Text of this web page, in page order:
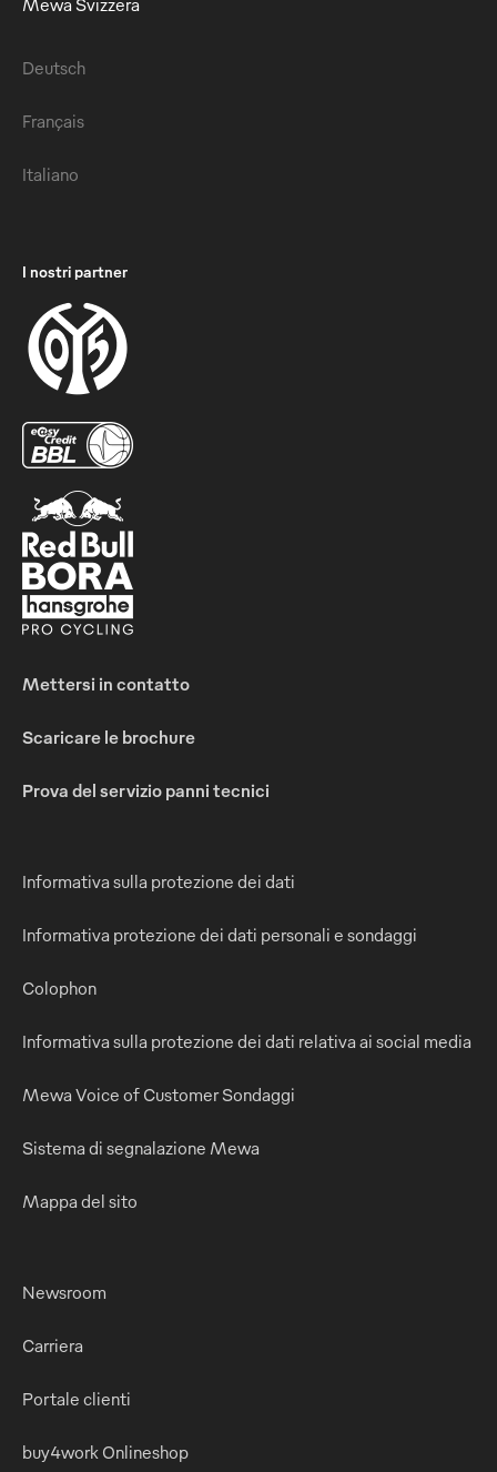
Mewa Svizzera
Deutsch
Français
Italiano
I nostri partner
Mettersi in contatto
Scaricare le brochure
Prova del servizio panni tecnici
Informativa sulla protezione dei dati
Informativa protezione dei dati personali e sondaggi
Colophon
Informativa sulla protezione dei dati relativa ai social media
Mewa Voice of Customer Sondaggi
Sistema di segnalazione Mewa
Mappa del sito
Newsroom
Carriera
Portale clienti
buy4work Onlineshop